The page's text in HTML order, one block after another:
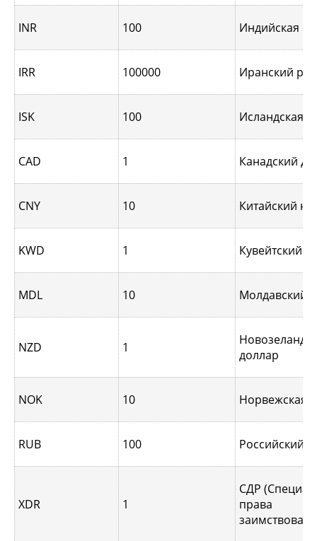
INR 100 Индийская
IRR 100000 Иранский
ISK 100 Исландская
CAD 1 Канадский
CNY 10 Китайский
KWD 1 Кувейтский
MDL 10 Молдавский
NZD 1
доллар
NOK 10 Норвежская
RUB 100 Российский
XDR 1
СДР
права